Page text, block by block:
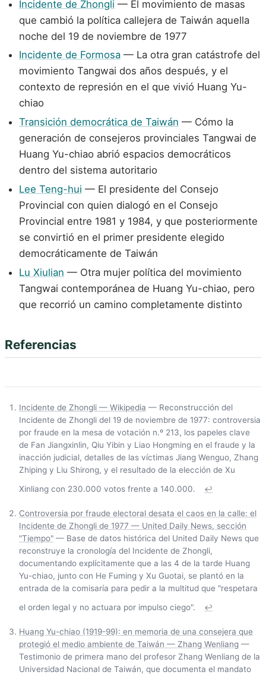
Incidente de Zhongli — El movimiento de masas
que cambió la política callejera de Taiwán aquella
noche del 19 de noviembre de 1977
Incidente de Formosa — La otra gran catástrofe del
movimiento Tangwai dos años después, y el
contexto de represión en el que vivió Huang Yu-
chiao
Transición democrática de Taiwán — Cómo la
generación de consejeros provinciales Tangwai de
Huang Yu-chiao abrió espacios democráticos
dentro del sistema autoritario
Lee Teng-hui — El presidente del Consejo
Provincial con quien dialogó en el Consejo
Provincial entre 1981 y 1984, y que posteriormente
se convirtió en el primer presidente elegido
democráticamente de Taiwán
Lu Xiulian — Otra mujer política del movimiento
Tangwai contemporánea de Huang Yu-chiao, pero
que recorrió un camino completamente distinto
Referencias
Incidente de Zhongli — Wikipedia — Reconstrucción del
Incidente de Zhongli del 19 de noviembre de 1977: controversia
por fraude en la mesa de votación n.º 213, los papeles clave
de Fan Jiangxinlin, Qiu Yibin y Liao Hongming en el fraude y la
inacción judicial, detalles de las víctimas Jiang Wenguo, Zhang
Zhiping y Liu Shirong, y el resultado de la elección de Xu
Xinliang con 230.000 votos frente a 140.000.
↩
Controversia por fraude electoral desata el caos en la calle: el
Incidente de Zhongli de 1977 — United Daily News, sección
"Tiempo" — Base de datos histórica del United Daily News que
reconstruye la cronología del Incidente de Zhongli,
documentando explícitamente que a las 4 de la tarde Huang
Yu-chiao, junto con He Fuming y Xu Guotai, se plantó en la
entrada de la comisaría para pedir a la multitud que "respetara
el orden legal y no actuara por impulso ciego".
↩
Huang Yu-chiao (1919-99): en memoria de una consejera que
protegió el medio ambiente de Taiwán — Zhang Wenliang —
Testimonio de primera mano del profesor Zhang Wenliang de la
Universidad Nacional de Taiwán, que documenta el mandato